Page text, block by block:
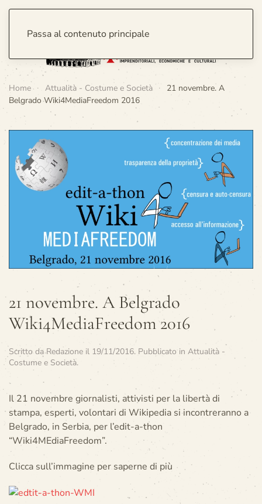
Passa al contenuto principale
Home Attualità - Costume e Società
21 novembre. A
Belgrado Wiki4MediaFreedom 2016
21 novembre. A Belgrado
Wiki4MediaFreedom 2016
Scritto daRedazione il 19/11/2016. Pubblicato in Attualità -
Costume e Società.
Il 21 novembre giornalisti, attivisti per la libertà di
stampa, esperti, volontari di Wikipedia si incontreranno a
Belgrado, in Serbia, per l’edit-a-thon
“Wiki4MEdiaFreedom”.
Clicca sull’immagine per saperne di più